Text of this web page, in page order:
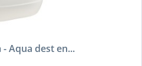
Aqua dest en...